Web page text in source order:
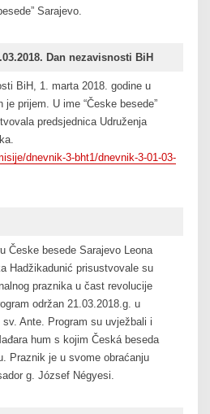
Sarajevo.
Dan nezavisnosti BiH
BiH, 1. marta 2018. godine u
prijem. U ime “Česke besede”
predsjednica Udruženja
dnevnik-3-bht1/dnevnik-3-01-03-
Česke besede Sarajevo Leona
Hadžikadunić prisustvovale su
praznika u čast revolucije
održan 21.03.2018.g. u
Ante. Program su uvježbali i
hum s kojim Česká beseda
Praznik je u svome obraćanju
g. József Négyesi.